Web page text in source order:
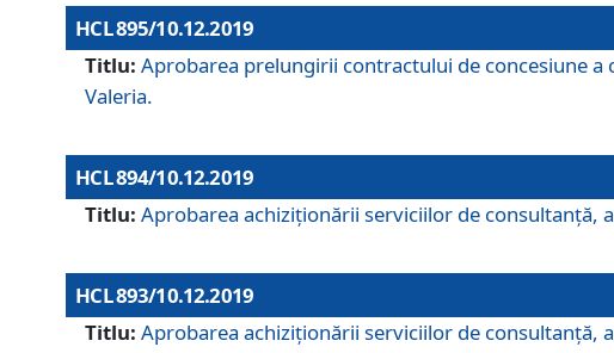
HCL 895/10.12.2019
Titlu: Aprobarea prelungirii contractului de concesiune a
Valeria.
HCL 894/10.12.2019
Titlu: Aprobarea achiziţionării serviciilor de consultanţă,
HCL 893/10.12.2019
Titlu: Aprobarea achiziţionării serviciilor de consultanţă,